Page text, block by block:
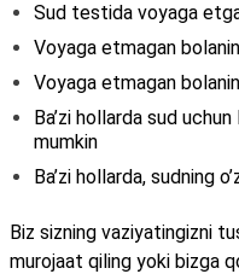
Sud testida voyaga
Voyaga etmagan
Voyaga etmagan
Ba’zi hollarda sud
mumkin
Ba’zi hollarda, sudning
Biz sizning vaziyatingizni
murojaat qiling yoki bizga